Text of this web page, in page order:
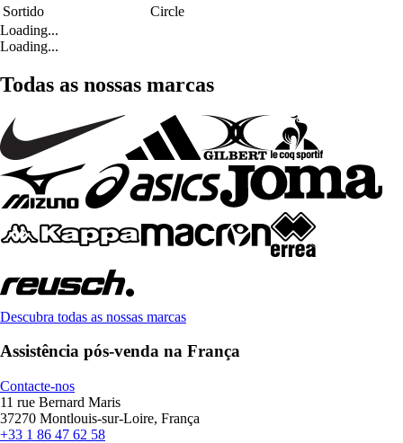
Sortido
Circle
Loading...
Loading...
Todas as nossas marcas
Descubra todas as nossas marcas
Assistência pós-venda na França
Contacte-nos
11 rue Bernard Maris
37270 Montlouis-sur-Loire, França
+33 1 86 47 62 58